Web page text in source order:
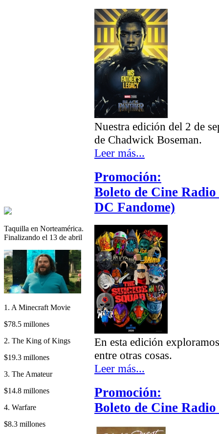
Taquilla en Norteamérica.
Finalizando el 13 de abril
1. A Minecraft Movie
$78.5 millones
2. The King of Kings
$19.3 millones
3. The Amateur
$14.8 millones
4. Warfare
$8.3 millones
Nuestra edición del 2 de
de Chadwick Boseman.
Leer más...
Promoción:
Boleto de Cine Radio
DC Fandome)
En esta edición
entre otras cosas.
Leer más...
Promoción:
Boleto de Cine Radio